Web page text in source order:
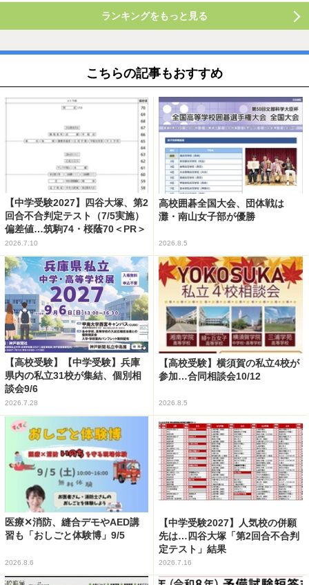
ランキングをもっと見る
こちらの記事もおすすめ
【中学受験2027】四谷大塚、第2
回合不合判定テスト（7/5実施）
偏差値…筑駒74・桜蔭70＜PR＞
2026.7.10
高校囲碁全国大会、団体戦は
灘・南山女子部が優勝
2026.8.5
【高校受験】【中学受験】兵庫
県内の私立31校が集結、個別相
談会9/6
2026.7.28
【高校受験】横須賀の私立4校が
参加…合同相談会10/12
2026.8.5
医療✕消防、縫合デモやAED講
習も「おしごと体験博」9/5
2026.8.6
【中学受験2027】人気校の併願
先は…四谷大塚「第2回合不合判
定テスト」結果
2026.7.16